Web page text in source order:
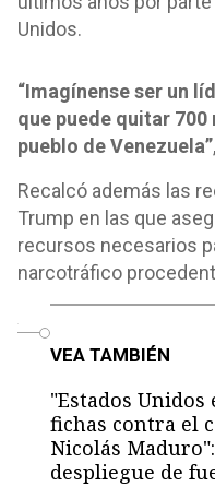
Unidos.
“Imagínense ser un
que puede quitar 700
pueblo de Venezuela”
Recalcó además las
Trump en las que
recursos necesarios
narcotráfico
VEA TAMBIÉN
"Estados Unidos
fichas contra el
Nicolás
despliegue de